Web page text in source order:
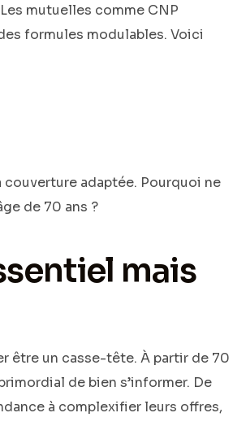
mutuelles comme CNP
formules modulables. Voici
adaptée. Pourquoi ne
de 70 ans ?
mais
être un casse-tête. À partir de 70
de bien s’informer. De
à complexifier leurs offres,